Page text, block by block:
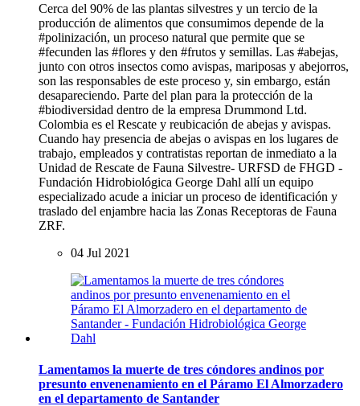
Cerca del 90% de las plantas silvestres y un tercio de la
producción de alimentos que consumimos depende de la
#polinización, un proceso natural que permite que se
#fecunden las #flores y den #frutos y semillas. Las #abejas,
junto con otros insectos como avispas, mariposas y abejorros,
son las responsables de este proceso y, sin embargo, están
desapareciendo. Parte del plan para la protección de la
#biodiversidad dentro de la empresa Drummond Ltd.
Colombia es el Rescate y reubicación de abejas y avispas.
Cuando hay presencia de abejas o avispas en los lugares de
trabajo, empleados y contratistas reportan de inmediato a la
Unidad de Rescate de Fauna Silvestre- URFSD de FHGD -
Fundación Hidrobiológica George Dahl allí un equipo
especializado acude a iniciar un proceso de identificación y
traslado del enjambre hacia las Zonas Receptoras de Fauna
ZRF.
04 Jul 2021
Lamentamos la muerte de tres cóndores andinos por
presunto envenenamiento en el Páramo El Almorzadero
en el departamento de Santander